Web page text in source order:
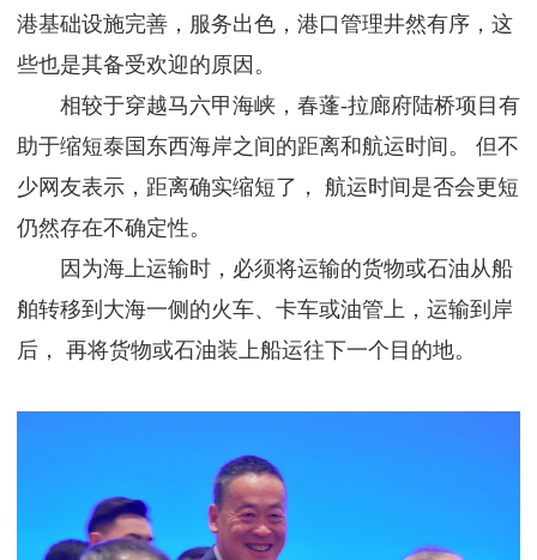
港基础设施完善，服务出色，港口管理井然有序，这
些也是其备受欢迎的原因。
相较于穿越马六甲海峡，春蓬-拉廊府陆桥项目有
助于缩短泰国东西海岸之间的距离和航运时间。 但不
少网友表示，距离确实缩短了， 航运时间是否会更短
仍然存在不确定性。
因为海上运输时，必须将运输的货物或石油从船
舶转移到大海一侧的火车、卡车或油管上，运输到岸
后， 再将货物或石油装上船运往下一个目的地。